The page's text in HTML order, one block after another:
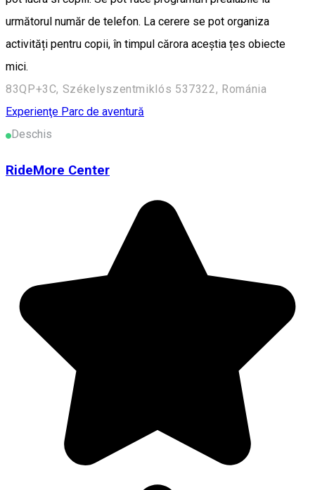
următorul număr de telefon. La cerere se pot organiza
activități pentru copii, în timpul cărora aceștia țes obiecte
mici.
83QP+3C, Székelyszentmiklós 537322, Románia
Experienţe Parc de aventură
Deschis
RideMore Center